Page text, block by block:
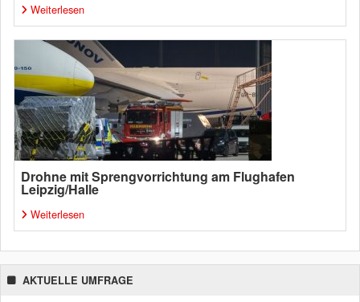
Weiterlesen
Drohne mit Sprengvorrichtung am Flughafen
Leipzig/Halle
Weiterlesen
AKTUELLE UMFRAGE